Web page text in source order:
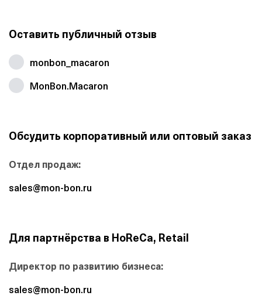
Оставить публичный отзыв
monbon_macaron
MonBon.Macaron
Обсудить корпоративный или оптовый заказ
Отдел продаж:
sales@mon-bon.ru
Для партнёрства в HoReCa, Retail
Директор по развитию бизнеса:
sales@mon-bon.ru